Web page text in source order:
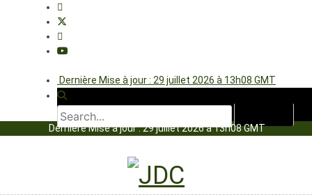
Dernière Mise à jour : 29 juillet 2026 à 13h08 GMT
Dernière Mise à jour : 29 juillet 2026 à 13h08 GMT